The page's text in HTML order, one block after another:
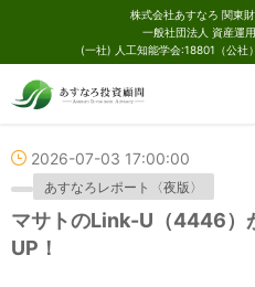
株式会社あすなろ 関東
一般社団法人 資産運
(一社) 人工知能学会:18801（公社
2026-07-03 17:00:00
あすなろレポート〈夜版〉
マサトのLink-U（4446）
UP！